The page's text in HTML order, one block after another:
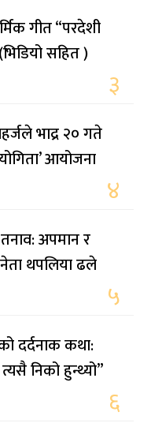
गीत “परदेशी
सहित )
३
भाद्र २० गते
आयोजना
४
अपमान र
थपलिया ढले
५
दर्दनाक कथा:
निको हुन्थ्यो”
६